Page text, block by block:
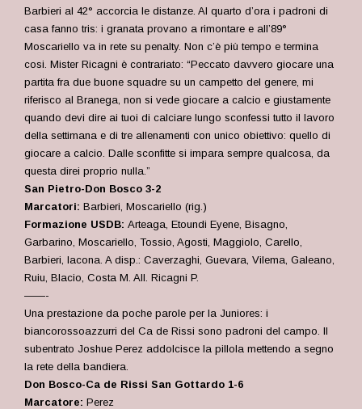
Barbieri al 42° accorcia le distanze. Al quarto d’ora i padroni di
casa fanno tris: i granata provano a rimontare e all’89°
Moscariello va in rete su penalty. Non c’è più tempo e termina
cosi. Mister Ricagni è contrariato: “Peccato davvero giocare una
partita fra due buone squadre su un campetto del genere, mi
riferisco al Branega, non si vede giocare a calcio e giustamente
quando devi dire ai tuoi di calciare lungo sconfessi tutto il lavoro
della settimana e di tre allenamenti con unico obiettivo: quello di
giocare a calcio. Dalle sconfitte si impara sempre qualcosa, da
questa direi proprio nulla.”
San Pietro-Don Bosco 3-2
Marcatori: Barbieri, Moscariello (rig.)
Formazione USDB: Arteaga, Etoundi Eyene, Bisagno,
Garbarino, Moscariello, Tossio, Agosti, Maggiolo, Carello,
Barbieri, Iacona. A disp.: Caverzaghi, Guevara, Vilema, Galeano,
Ruiu, Blacio, Costa M. All. Ricagni P.
——-
Una prestazione da poche parole per la Juniores: i
biancorossoazzurri del Ca de Rissi sono padroni del campo. Il
subentrato Joshue Perez addolcisce la pillola mettendo a segno
la rete della bandiera.
Don Bosco-Ca de Rissi San Gottardo 1-6
Marcatore: Perez